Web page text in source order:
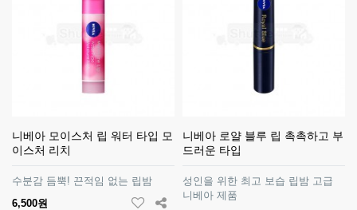
니베아 모이스처 립 워터 타입 모
이스처 리치
수분감 듬뿍! 끈적임 없는 립밤
6,500원
니베아 로얄 블루 립 촉촉하고 부
드러운 타입
성인을 위한 최고 보습 립밤 고급
니베아 제품